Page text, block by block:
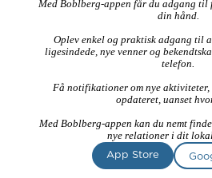
Med Boblberg-appen får du adgang til
din hånd.
Oplev enkel og praktisk adgang til
ligesindede, nye venner og
telefon.
Få notifikationer om nye aktiviteter,
opdateret, uanset
Med Boblberg-appen kan du nemt
nye relationer i dit
App Store